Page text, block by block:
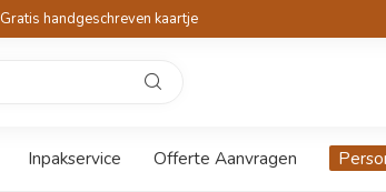
Gratis handgeschreven kaartje
Inpakservice Offerte Aanvragen